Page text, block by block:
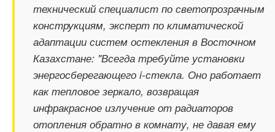
технический специалист по светопрозрачным
конструкциям, эксперт по климатической
адаптации систем остекления в Восточном
Казахстане: "Всегда требуйте установки
энергосберегающего i-стекла. Оно работает
как тепловое зеркало, возвращая
инфракрасное излучение от радиаторов
отопления обратно в комнату, не давая ему